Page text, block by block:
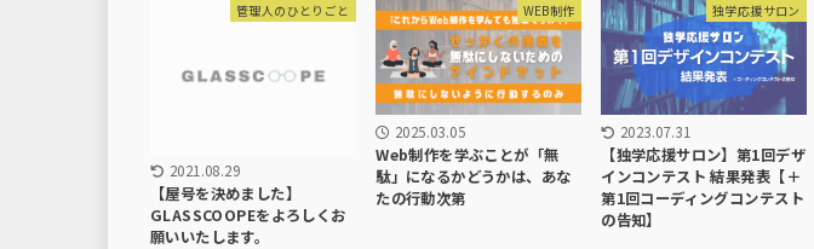
管理人のひとりごと
2021.08.29
【屋号を決めました】
GLASSCOOPEをよろしくお
願いいたします。
WEB制作
2025.03.05
Web制作を学ぶことが「無
駄」になるかどうかは、あな
たの行動次第
独学応援サロン
2023.07.31
【独学応援サロン】第1回デザ
インコンテスト 結果発表【＋
第1回コーディングコンテスト
の告知】